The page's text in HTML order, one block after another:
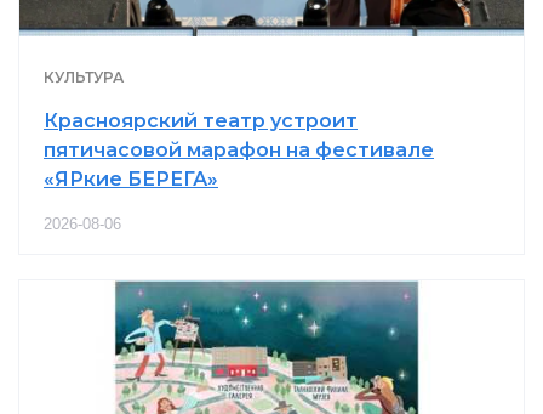
КУЛЬТУРА
Красноярский театр устроит
пятичасовой марафон на фестивале
«ЯРкие БЕРЕГА»
2026-08-06